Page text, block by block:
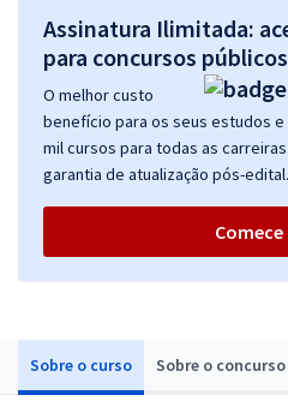
Sobre o curso Sobre o concurso
Assinatura Ilimitada:
para concursos
O melhor custo
benefício para os seus estudos e
mil cursos para todas as
garantia de atualização pós-edital.